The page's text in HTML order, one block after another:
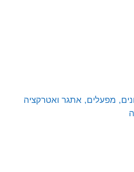
מפעלים, אתגר ואטרקציה